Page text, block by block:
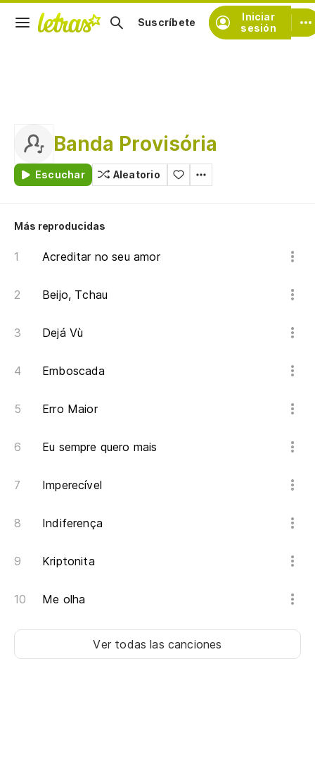
Iniciar
sesión
Suscríbete
Banda Provisória
Escuchar Aleatorio
Más reproducidas
Acreditar no seu amor
Beijo, Tchau
Dejá Vù
Emboscada
Erro Maior
Eu sempre quero mais
Imperecível
Indiferença
Kriptonita
Me olha
Ver todas las canciones